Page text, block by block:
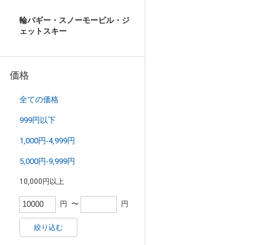
輪バギー・スノーモービル・ジ
ェットスキー
価格
全ての価格
999円以下
1,000円-4,999円
5,000円-9,999円
10,000円以上
円 〜 円
絞り込む